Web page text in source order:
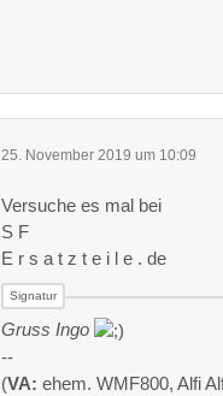
25. November 2019 um 10:09
Versuche es mal bei
S F
E r s a t z t e i l e . de
Gruss Ingo
--
(VA: ehem. WMF800, Alfi